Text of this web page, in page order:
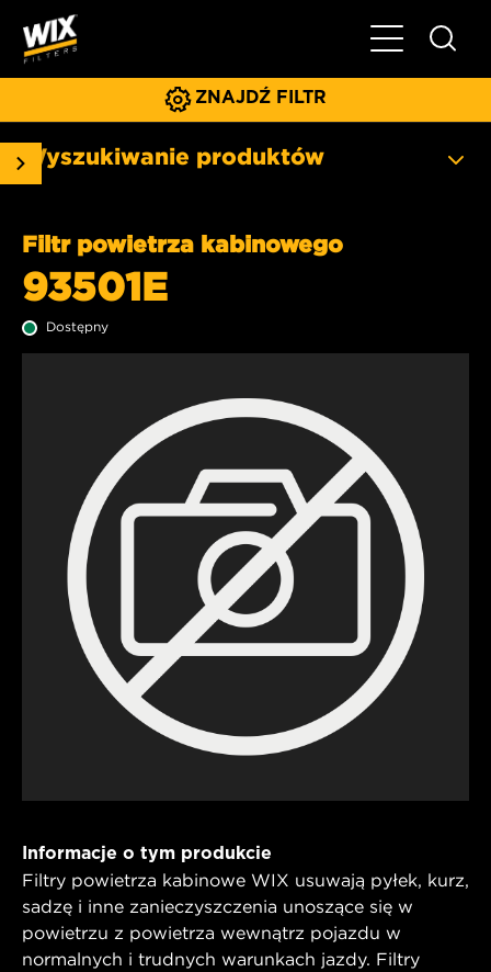
Pokaż/ukryj
ZNAJDŹ FILTR
Wyszukiwanie produktów
Filtr powietrza kabinowego
93501E
Dostępny
Informacje o tym produkcie
Filtry powietrza kabinowe WIX usuwają pyłek, kurz,
sadzę i inne zanieczyszczenia unoszące się w
powietrzu z powietrza wewnątrz pojazdu w
normalnych i trudnych warunkach jazdy. Filtry